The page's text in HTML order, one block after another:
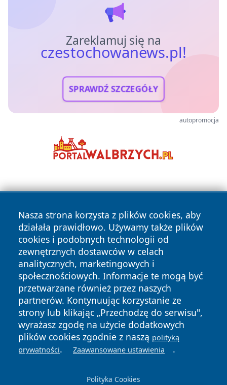
Zareklamuj się na
czestochowanews.pl!
SPRAWDŹ SZCZEGÓŁY
autopromocja
Nasza strona korzysta z plików cookies, aby
działała prawidłowo. Używamy także plików
cookies i podobnych technologii od
zewnętrznych dostawców w celach
analitycznych, marketingowych i
społecznościowych. Informacje te mogą być
przetwarzane również przez naszych
partnerów. Kontynuując korzystanie ze
strony lub klikając „Przechodzę do serwisu",
wyrażasz zgodę na użycie dodatkowych
plików cookies zgodnie z naszą polityką
prywatności. Zaawansowane ustawienia .
Polityka Cookies
Copyright © 2026 czestochowanews.pl Wszystkie prawa
zastrzeżone.
News Autorzy
Polityka
Prywatności
Polityka
Cookies
cześć